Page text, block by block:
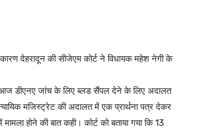
देहरादून की सीजेएम कोर्ट ने विधायक महेश नेगी के
आज डीएनए जांच के लिए ब्लड सैंपल देने के लिए अदालत
मजिस्ट्रेट की अदालत में एक प्रार्थना पत्र देकर
होने की बात कही। कोर्ट को बताया गया कि 13